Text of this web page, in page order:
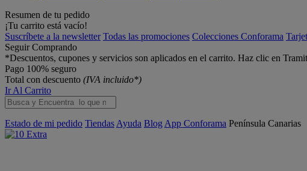
Resumen de tu pedido
¡Tu carrito está vacío!
Suscríbete a la newsletter Todas las promociones Colecciones Conforama
Seguir Comprando
*Descuentos, cupones y servicios son aplicados en el carrito. Haz clic en
Pago 100% seguro
Total con descuento (IVA incluido*)
Ir Al Carrito
Estado de mi pedido Tiendas Ayuda Blog App Conforama Península Canarias